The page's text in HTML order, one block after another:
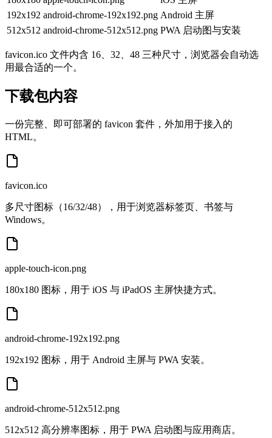
192x192 android-chrome-192x192.png Android 主屏
512x512 android-chrome-512x512.png PWA 启动图与安装
favicon.ico 文件内含 16、32、48 三种尺寸，浏览器会自动选
用最合适的一个。
下载包内容
一份完整、即可部署的 favicon 套件，外加用于接入的
HTML。
favicon.ico
多尺寸图标（16/32/48），用于浏览器标签页、书签与
Windows。
apple-touch-icon.png
180x180 图标，用于 iOS 与 iPadOS 主屏快捷方式。
android-chrome-192x192.png
192x192 图标，用于 Android 主屏与 PWA 安装。
android-chrome-512x512.png
512x512 高分辨率图标，用于 PWA 启动图与应用商店。